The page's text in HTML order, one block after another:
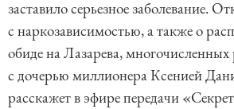
заставило серьезное заболевание.
с наркозависимостью, а также о
обиде на Лазарева, многочисленных
с дочерью миллионера Ксенией
расскажет в эфире передачи